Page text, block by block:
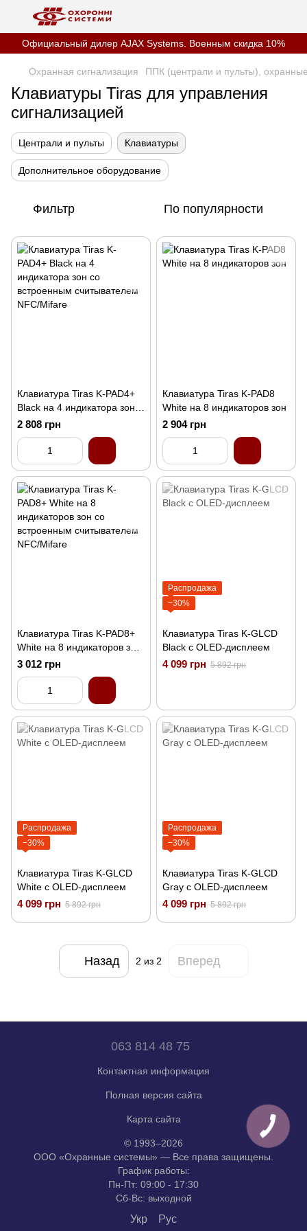
Официальный дилер AJAX Systems. Военным скидка 10%
Охранная сигнализация ППК (централи и пульты),
Клавиатуры Tiras для управления
сигнализацией
Централи и пульты Клавиатуры
Дополнительное оборудование
Фильтр По популярности
Клавиатура Tiras K-PAD4+
Black на 4 индикатора зон
со встроенным
считывателем NFC/Mifare
2 808 грн
Клавиатура Tiras K-PAD8
White на 8 индикаторов зон
2 904 грн
Клавиатура Tiras K-PAD8+
White на 8 индикаторов зон
со встроенным
считывателем NFC/Mifare
3 012 грн
Распродажа
−30%
Клавиатура Tiras K-GLCD
Black с OLED-дисплеем
4 099 грн 5 892 грн
Распродажа
−30%
Клавиатура Tiras K-GLCD
White с OLED-дисплеем
4 099 грн 5 892 грн
Распродажа
−30%
Клавиатура Tiras K-GLCD
Gray с OLED-дисплеем
4 099 грн 5 892 грн
Назад 2 из 2 Вперед
063 814 48 75
Контактная информация
Полная версия сайта
Карта сайта
© 1993–2026
ООО «Охранные системы» — Все права защищены.
График работы:
Пн-Пт: 09:00 - 17:30
Сб-Вс: выходной
Укр Рус